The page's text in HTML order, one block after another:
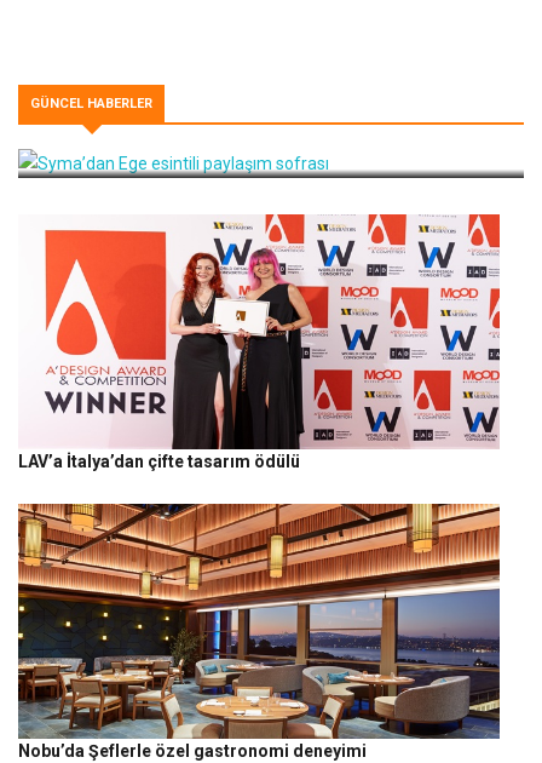
GÜNCEL HABERLER
Syma’dan Ege esintili paylaşım sofrası
LAV’a İtalya’dan çifte tasarım ödülü
Nobu’da Şeflerle özel gastronomi deneyimi